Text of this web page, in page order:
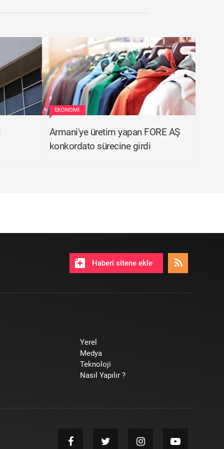
EKONOMI
Armani'ye üretim yapan FORE AŞ
konkordato sürecine girdi
Haberi sitene ekle
Yerel
Medya
Teknoloji
Nasıl Yapılır ?